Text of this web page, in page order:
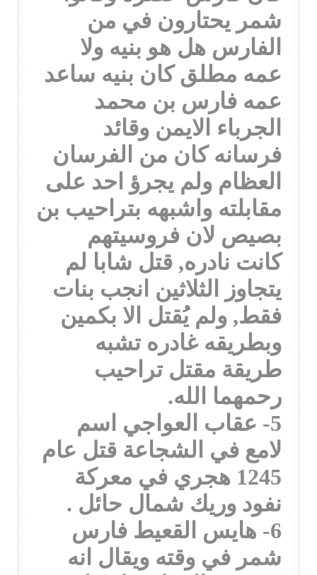
شمر يحتارون في من
الفارس هل هو بنيه ولا
عمه مطلق كان بنيه ساعد
عمه فارس بن محمد
الجرباء الايمن وقائد
فرسانه كان من الفرسان
العظام ولم يجرؤ احد على
مقابلته واشبهه بتراحيب بن
بصيص لان فروسيتهم
كانت نادره, قتل شابا لم
يتجاوز الثلاثين انجب بنات
فقط, ولم يُقتل الا بكمين
وبطريقه غادره تشبه
طريقة مقتل تراحيب
رحمهما الله.
5- عقاب العواجي اسم
لامع في الشجاعة قتل عام
1245 هجري في معركة
نفود وريك شمال حائل .
6- هايس القعيط فارس
شمر في وقته ويقال انه